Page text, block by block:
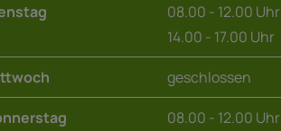
08.00 - 12.00 Uhr
14.00 - 17.00 Uhr
geschlossen
08.00 - 12.00 Uhr